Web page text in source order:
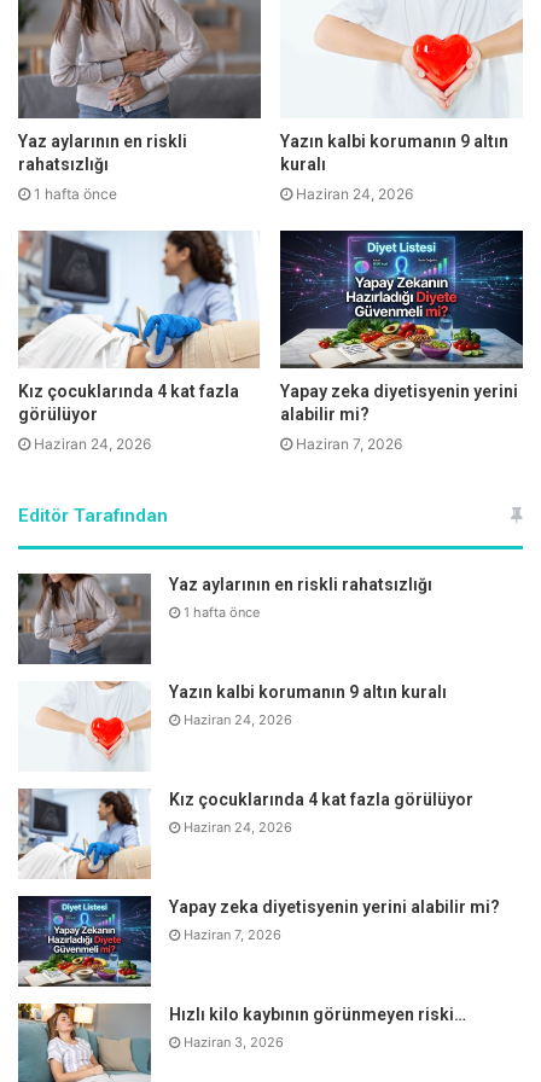
stres seviyelerinde azalma olduğu görülüyor, enerjilerinin
vücuttan atılmasıyla da ortaya çıkan yorgunlukla birlikte
uykuya geçiş kolaylaşıyor. Düzenli fiziksel aktivite veya
egzersiz yapan çocukların uyku düzeni daha rahat
oluşturuluyor ve uykuya dalmaları daha kolay oluyor.
Uykusuzluk ve uykusuzluğa bağlı problemleri de ortadan
kaldırıyor.” diye konuştu.
“Aktivite saatlerine ve yoğunluğu dikkat edilmeli”
Aktivite saatlerine ve yoğunluğuna dikkat edilmesi
gerektiğini dile getiren Uzman Klinik Psikolog Seda
Aydoğdu, şöyle devam etti:
“Yoğun fiziksel hareketler uyku öncesinde yapılırsa uykuya
dalmada sıkıntı yaşanmasına neden olabilir. Düzenli fiziksel
aktivite; metabolizmayı arttırır, kan dolaşımını hızlandırır,
vücuttaki oksijen artışını da sağlayarak genel enerji
seviyelerini yüksek tutar. Dayanıklılıkları da artan
çocukların gün içerisinde yaptığı aktivitelerinden de
maksimum verimi almalarını sağlamış olur. Ancak aktivite
sürelerinin aşırıya kaçmaması, dinlenme aralarının da
gözetilmesi oldukça önemlidir”.
Yaz aylarının en riskli
rahatsızlığı
1 hafta önce
Yazın kalbi korumanın 9 altın
kuralı
Haziran 24, 2026
Kız çocuklarında 4 kat fazla
görülüyor
Haziran 24, 2026
Yapay zeka diyetisyenin yerini
alabilir mi?
Haziran 7, 2026
Editör Tarafından
Yaz aylarının en riskli rahatsızlığı
1 hafta önce
Yazın kalbi korumanın 9 altın kuralı
Haziran 24, 2026
Kız çocuklarında 4 kat fazla görülüyor
Haziran 24, 2026
Yapay zeka diyetisyenin yerini alabilir mi?
Haziran 7, 2026
Hızlı kilo kaybının görünmeyen riski…
Haziran 3, 2026